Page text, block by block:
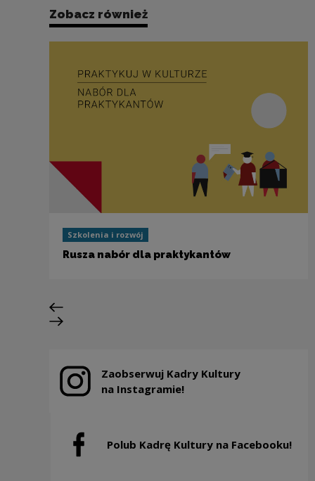
Zobacz również
Szkolenia i rozwój
Rusza nabór dla praktykantów
Poprzedni slajd
Następny slajd
Zaobserwuj Kadry Kultury
na Instagramie!
Uwaga, link zostanie otwarty w nowym oknie
Polub Kadrę Kultury na Facebooku!
Uwaga, link zostanie otwarty w nowym oknie